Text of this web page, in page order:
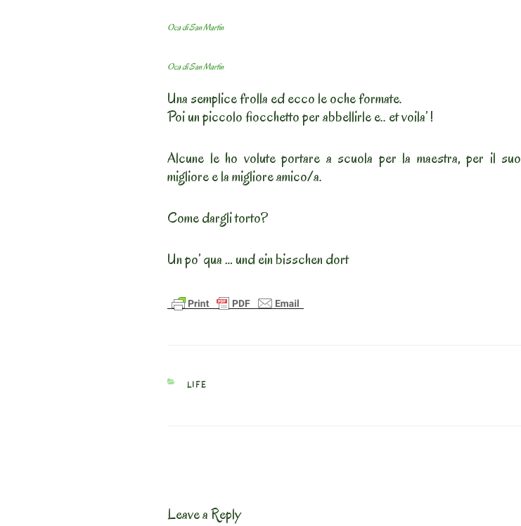
Oca di San Martin
Oca di San Martin
Una semplice frolla ed ecco le oche formate.
Poi un piccolo fiocchetto per abbellirle e.. et voila’ !
Alcune le ho volute portare a scuola per la maestra, per il suo
migliore e la migliore amico/a.
Come dargli torto?
Un po’ qua … und ein bisschen dort
CATEGORIES
LIFE
Leave a Reply